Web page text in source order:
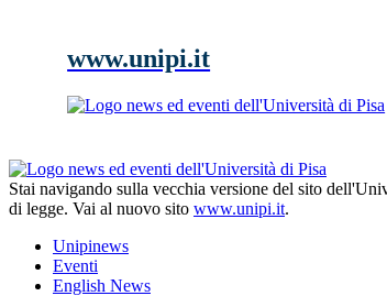
www.unipi.it
Stai navigando sulla vecchia versione del sito
di legge. Vai al nuovo sito www.unipi.it.
Unipinews
Eventi
English News